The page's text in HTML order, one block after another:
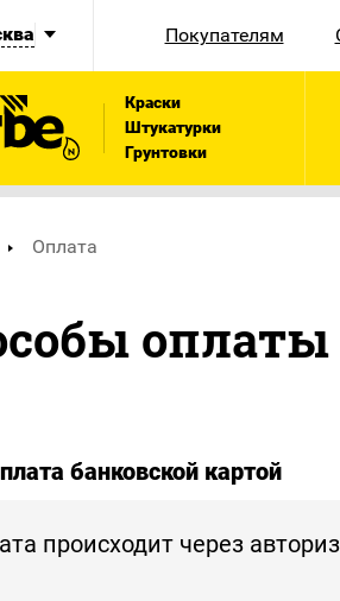
Покупателям
Краски
Штукатурки
Грунтовки
Оплата
оплаты
банковской картой
происходит через